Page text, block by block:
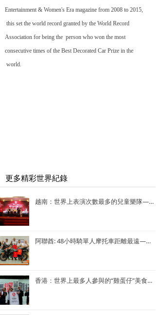
Entertainment & Women's Era magazine from 2008 to 2015,
this set the world record granted by the World Record
Association for being the person who won the most
consecutive times of the Best Decorated Car Prize in the
world.
越南：世界上表演次數最多的兒童樂隊——Vo Thanh Trang School Marching Band
阿聯酋: 48小時騎單人摩托車距離最遠—— Lotfi Hamrouni
香港：世界上最多人參與的“雞蛋仔”美食活動——謝霆鋒陳奕迅香港“雞蛋仔”美食活動
更多精彩世界紀錄